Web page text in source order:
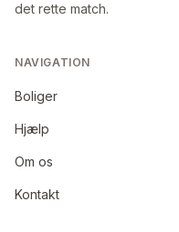
det rette match.
NAVIGATION
Boliger
Hjælp
Om os
Kontakt